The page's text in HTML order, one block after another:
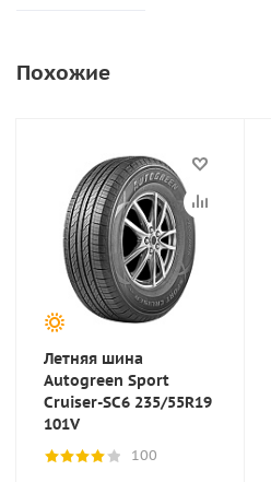
Похожие
Летняя шина
Autogreen Sport
Cruiser-SC6 235/55R19
101V
100